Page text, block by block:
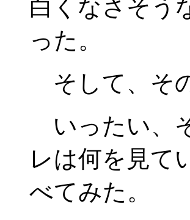
白くなさそう
った。
そして、そ
いったい、
レは何を見て
べてみた。